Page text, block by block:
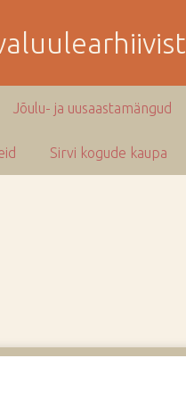
Jõulu- ja uusaastamängud
Sirvi kogude kaupa